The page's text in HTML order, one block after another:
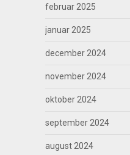
februar 2025
januar 2025
december 2024
november 2024
oktober 2024
september 2024
august 2024